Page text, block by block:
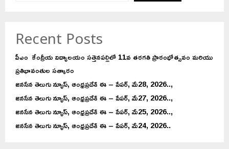
Recent Posts
పీఎం కేంద్రీయ విద్యాలయం సత్తెనపల్లిలో 11వ తరగతి ప్రారంభోత్సవం మరియు
ప్రతిభావంతుల సత్కారం
జనసేన తెలుగు న్యూస్, ఆంధ్రప్రదేశ్ ఈ – పేపర్, మే28, 2026..,
జనసేన తెలుగు న్యూస్, ఆంధ్రప్రదేశ్ ఈ – పేపర్, మే27, 2026..,
జనసేన తెలుగు న్యూస్, ఆంధ్రప్రదేశ్ ఈ – పేపర్, మే25, 2026..,
జనసేన తెలుగు న్యూస్, ఆంధ్రప్రదేశ్ ఈ – పేపర్, మే24, 2026..